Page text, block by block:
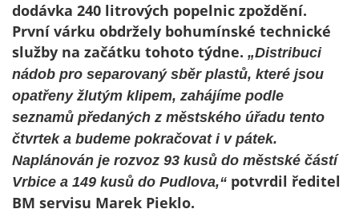
dodávka 240 litrových popelnic zpoždění.
První várku obdržely bohumínské technické
služby na začátku tohoto týdne. „Distribuci
nádob pro separovaný sběr plastů, které jsou
opatřeny žlutým klipem, zahájíme podle
seznamů předaných z městského úřadu tento
čtvrtek a budeme pokračovat i v pátek.
Naplánován je rozvoz 93 kusů do městské částí
Vrbice a 149 kusů do Pudlova,“ potvrdil ředitel
BM servisu Marek Pieklo.